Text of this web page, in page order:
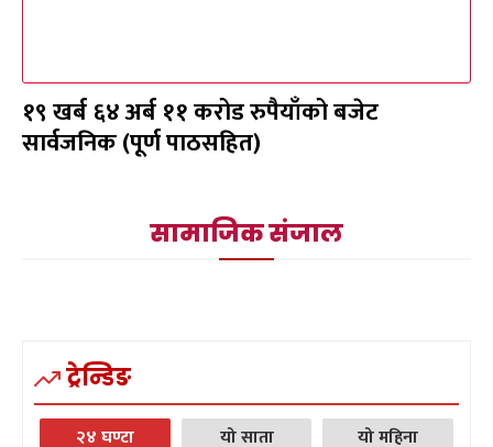
१९ खर्ब ६४ अर्ब ११ करोड रुपैयाँको बजेट
सार्वजनिक (पूर्ण पाठसहित)
सामाजिक संजाल
ट्रेन्डिङ
२४ घण्टा यो साता यो महिना